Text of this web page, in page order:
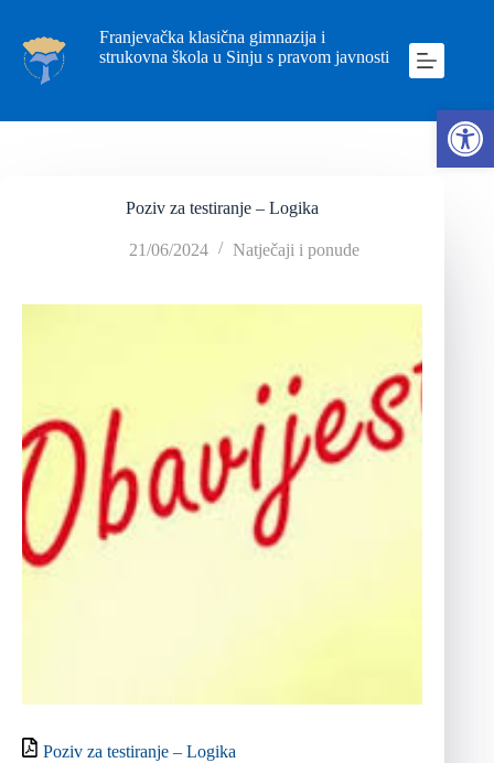
Franjevačka klasična gimnazija i
strukovna škola u Sinju s pravom javnosti
Poziv za testiranje – Logika
21/06/2024 Natječaji i ponude
Poziv za testiranje – Logika